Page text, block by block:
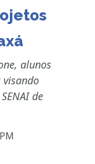
alunos
visando
de